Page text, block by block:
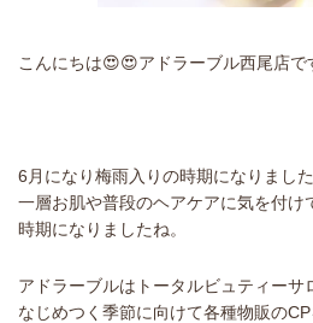
こんにちは😍😍アドラーブル西尾店で
6月になり梅雨入りの時期になりまし
一層お肌や普段のヘアケアに気を付け
時期になりましたね。
アドラーブルはトータルビュティーサ
なじめつく季節に向けて各種物販の